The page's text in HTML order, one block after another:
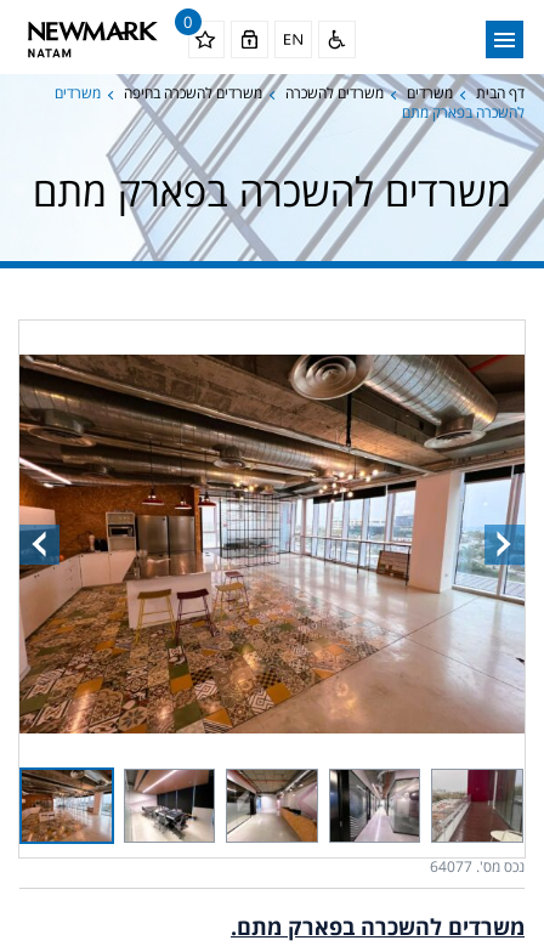
0
דף הבית משרדים משרדים להשכרה משרדים להשכרה בחיפה
משרדים
להשכרה בפארק מתם
משרדים להשכרה בפארק מתם
נכס מס'. 64077
משרדים להשכרה בפארק מתם.